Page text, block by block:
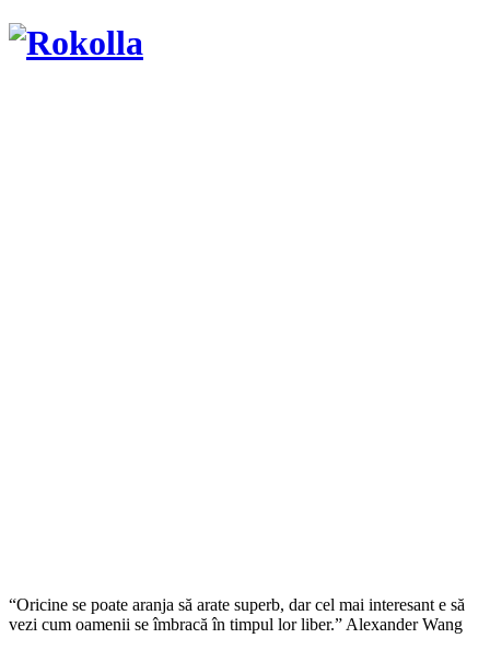
“Oricine se poate aranja să arate superb, dar cel mai interesant e să
vezi cum oamenii se îmbracă în timpul lor liber.” Alexander Wang